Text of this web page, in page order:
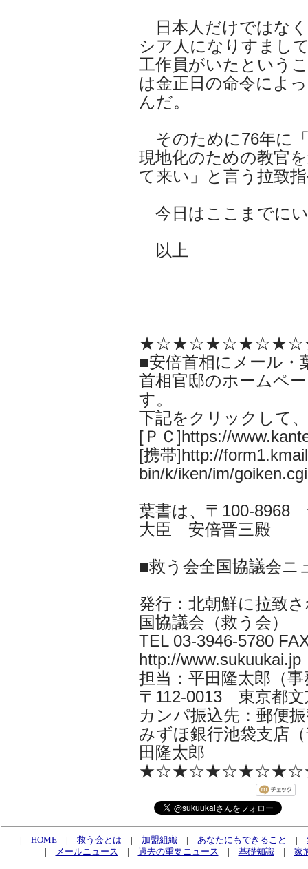
日本人だけではな
シア人になりすまし
工作員がいたという
は金正日の命令によ
んだ。
そのために76年に
現地化のための教官
て来い」と言う拉致
今日はここまでに
以上
■安倍首相にメール・
首相官邸のホームペ
す。
下記をクリックして
[ＰＣ]https://
[携帯]http://
bin/k/iken/im/goiken.cgi
葉書は、〒100-8968
大臣 安倍晋三殿
■救う会全国協議会ニ
発行：北朝鮮に拉致
国協議会（救う会）
TEL 03-3946-5780
http://www.sukuukai.jp
担当：平田隆太郎（
〒112-0013 東京都文
カンパ振込先：郵便
みずほ銀行池袋支店
田隆太郎
| HOME| 救う会とは | 加盟組織| あなたにもできること |
|
メールニュース | 過去の重要ニュース | 基礎知識| 家